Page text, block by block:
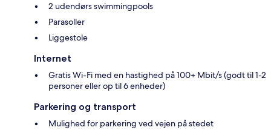
2 udendørs swimmingpools
Parasoller
Liggestole
Internet
Gratis Wi-Fi med en hastighed på 100+ Mbit/s (godt til 1-2
personer eller op til 6 enheder)
Parkering og transport
Mulighed for parkering ved vejen på stedet